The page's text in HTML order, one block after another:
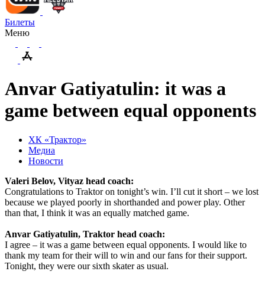
Билеты
Меню
Anvar Gatiyatulin: it was a
game between equal opponents
ХК «Трактор»
Медиа
Новости
Valeri Belov, Vityaz head coach:
Congratulations to Traktor on tonight’s win. I’ll cut it short – we lost
because we played poorly in shorthanded and power play. Other
than that, I think it was an equally matched game.
Anvar Gatiyatulin, Traktor head coach:
I agree – it was a game between equal opponents. I would like to
thank my team for their will to win and our fans for their support.
Tonight, they were our sixth skater as usual.